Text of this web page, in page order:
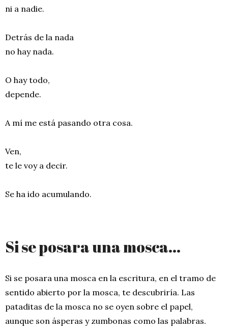
ni a nadie.
Detrás de la nada
no hay nada.
O hay todo,
depende.
A mí me está pasando otra cosa.
Ven,
te le voy a decir.
Se ha ido acumulando.
Si se posara una mosca…
Si se posara una mosca en la escritura, en el tramo de
sentido abierto por la mosca, te descubriría. Las
pataditas de la mosca no se oyen sobre el papel,
aunque son ásperas y zumbonas como las palabras.